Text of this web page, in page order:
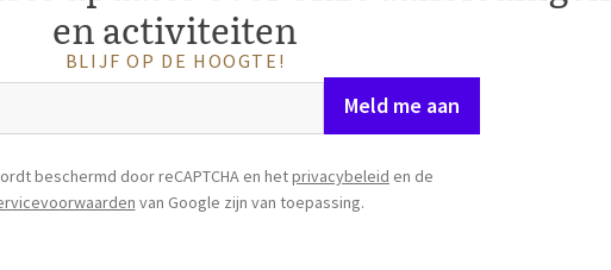
en activiteiten
BLIJF OP DE HOOGTE!
Meld me aan
beschermd door reCAPTCHA en hetprivacybeleid en de
van Google zijn van toepassing.